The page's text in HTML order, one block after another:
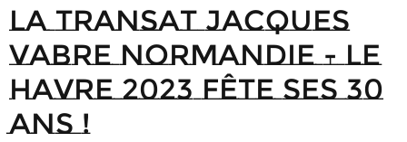
La Transat Jacques
Vabre Normandie - Le
Havre 2023 fête ses 30
ans !